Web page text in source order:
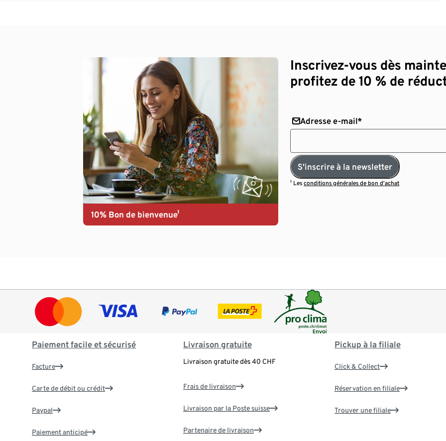
10% Bon de bienvenue¹
Inscrivez-vous dès
profitez de 10 % de
Adresse e-mail*
S'inscrire à la newsletter
¹ Lesconditions générales de bon d’achat
Paiement facile et sécurisé
Facture
Carte de débit ou crédit
Paypal
Paiement anticipé
Livraison gratuite
Livraison gratuite dès 40 CHF
Frais de livraison
Livraison par la Poste suisse
Partenaire de livraison
Pickup à la filiale
Click & Collect
Réservation en filiale
Trouver une filiale